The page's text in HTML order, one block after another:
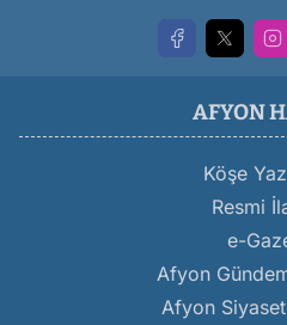
AFYON
Köşe
Resmi
e-
Afyon
Afyon